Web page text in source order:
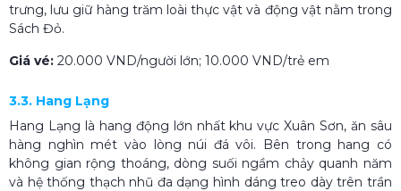
trưng, lưu giữ hàng trăm loài thực vật và động vật nằm trong
Sách Đỏ.
Giá vé: 20.000 VND/người lớn; 10.000 VND/trẻ em
3.3. Hang Lạng
Hang Lạng là hang động lớn nhất khu vực Xuân Sơn, ăn sâu
hàng nghìn mét vào lòng núi đá vôi. Bên trong hang có
không gian rộng thoáng, dòng suối ngầm chảy quanh năm
và hệ thống thạch nhũ đa dạng hình dáng treo dày trên trần